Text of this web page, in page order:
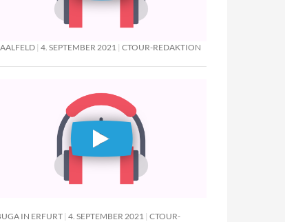
4. SEPTEMBER 2021 CTOUR-REDAKTION
IN ERFURT 4. SEPTEMBER 2021
CTOUR-